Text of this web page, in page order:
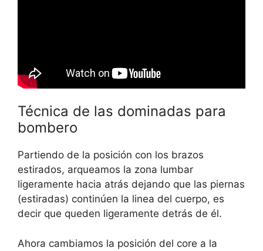
Técnica de las dominadas para
bombero
Partiendo de la posición con los brazos
estirados, arqueamos la zona lumbar
ligeramente hacia atrás dejando que las piernas
(estiradas) continúen la linea del cuerpo, es
decir que queden ligeramente detrás de él.
Ahora cambiamos la posición del core a la